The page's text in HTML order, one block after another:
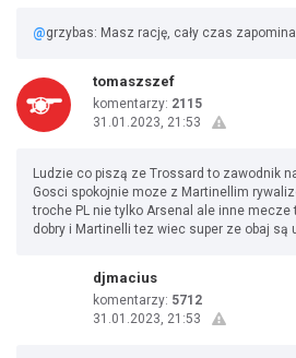
@grzybas: Masz rację, cały czas
tomaszszef
komentarzy: 2115
31.01.2023, 21:53
Ludzie co piszą ze Trossard to zawodnik
Gosci spokojnie moze z Martinellim
troche PL nie tylko Arsenal ale inne mecze
dobry i Martinelli tez wiec super ze obaj są
djmacius
komentarzy: 5712
31.01.2023, 21:53